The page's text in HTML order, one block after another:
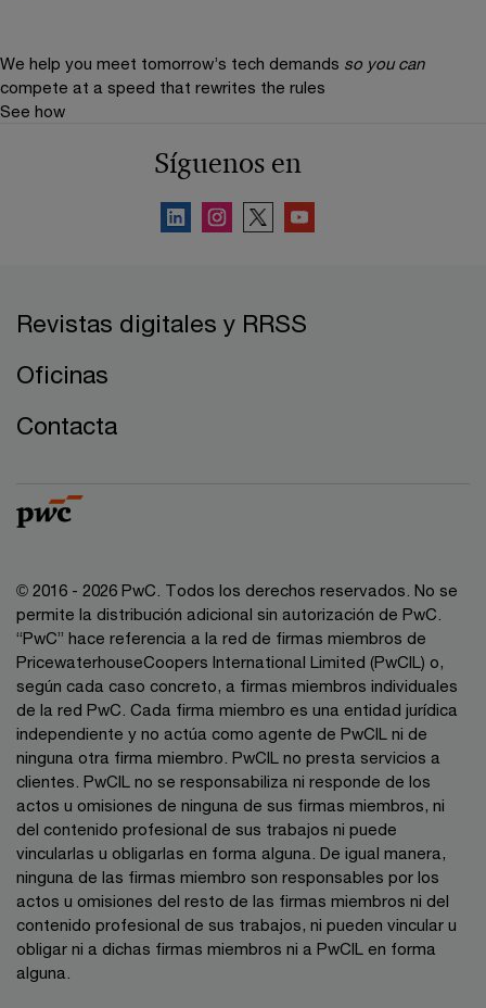
We help you meet tomorrow’s tech demands so you can
compete at a speed that rewrites the rules
See how
Síguenos en
Revistas digitales y RRSS
Oficinas
Contacta
© 2016 - 2026 PwC. Todos los derechos reservados. No se
permite la distribución adicional sin autorización de PwC.
“PwC” hace referencia a la red de firmas miembros de
PricewaterhouseCoopers International Limited (PwCIL) o,
según cada caso concreto, a firmas miembros individuales
de la red PwC. Cada firma miembro es una entidad jurídica
independiente y no actúa como agente de PwCIL ni de
ninguna otra firma miembro. PwCIL no presta servicios a
clientes. PwCIL no se responsabiliza ni responde de los
actos u omisiones de ninguna de sus firmas miembros, ni
del contenido profesional de sus trabajos ni puede
vincularlas u obligarlas en forma alguna. De igual manera,
ninguna de las firmas miembro son responsables por los
actos u omisiones del resto de las firmas miembros ni del
contenido profesional de sus trabajos, ni pueden vincular u
obligar ni a dichas firmas miembros ni a PwCIL en forma
alguna.